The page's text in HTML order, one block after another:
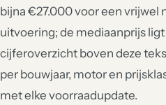
bijna €27.000 voor een vrijwel
uitvoering; de mediaanprijs
cijferoverzicht boven deze
per bouwjaar, motor en
met elke voorraadupdate.